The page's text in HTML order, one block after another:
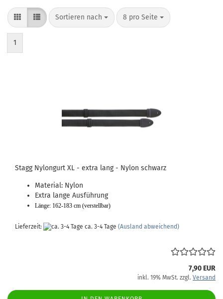
Sortieren nach
Sortieren nach 8 pro Seite
pro Seite
1
Stagg Nylongurt XL - extra lang - Nylon schwarz
Material: Nylon
Extra lange Ausführung
Länge: 162-183 cm (verstellbar)
Lieferzeit: ca. 3-4 Tage (Ausland abweichend)
7,90 EUR
inkl. 19% MwSt. zzgl. Versand